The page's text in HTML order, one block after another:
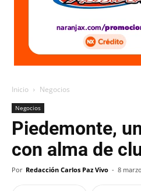
Inicio Negocios
Negocios
Piedemonte,
con alma de
Por Redacción Carlos Paz Vivo - 8